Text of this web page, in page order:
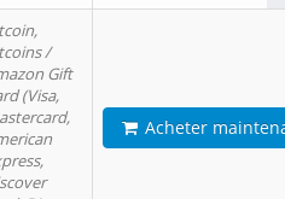
/
Gift
(Visa,
Acheter